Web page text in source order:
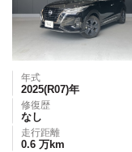
年式
2025(R07)年
修復歴
なし
走行距離
0.6 万km